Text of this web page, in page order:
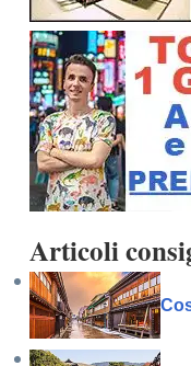
Articoli